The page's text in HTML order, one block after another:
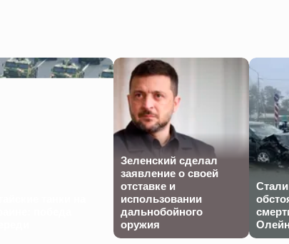
Зеленский сделал
заявление о своей
отставке и
использовании
дальнобойного
оружия
Стали